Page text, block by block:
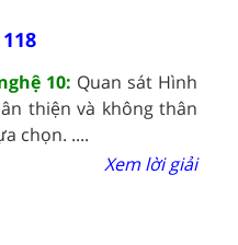
10: Quan sát Hình
thiện và không thân
chọn. ....
Xem lời giải